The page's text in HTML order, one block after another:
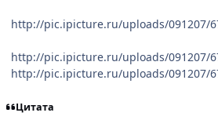
http://pic.ipicture.ru/uploads/091207/
http://pic.ipicture.ru/uploads/091207/
http://pic.ipicture.ru/uploads/091207/
Цитата